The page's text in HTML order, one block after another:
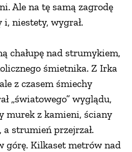
Ale na tę samą zagrodę
niestety, wygrał.
chałupę nad strumykiem,
śmietnika. Z Irka
z czasem śmiechy
„światowego” wyglądu,
murek z kamieni, ściany
a strumień przejrzał.
górę. Kilkaset metrów nad